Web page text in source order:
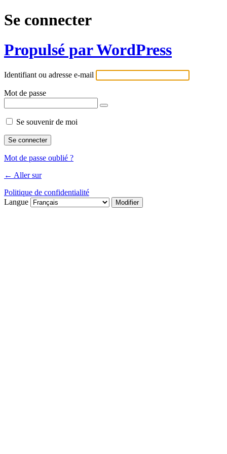
Se connecter
Propulsé par WordPress
Identifiant ou adresse e-mail
Mot de passe
Se souvenir de moi
Mot de passe oublié ?
← Aller sur
Politique de confidentialité
Langue